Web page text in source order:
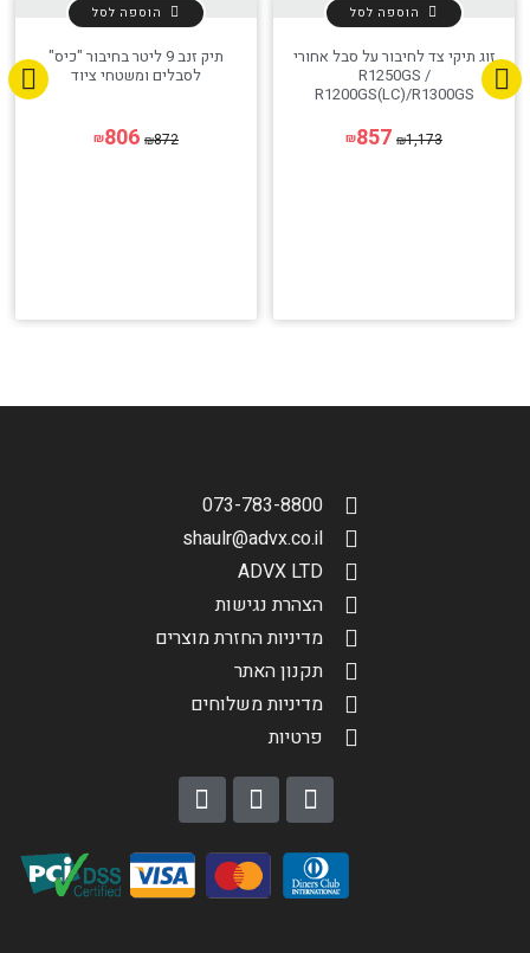
זוג תיקי צד לחיבור על סבל אחורי
R1250GS /
R1200GS(LC)/R1300GS
₪1,173
₪857
הוספה לסל
תיק זנב 9 ליטר בחיבור "כיס"
לסבלים ומשטחי ציוד
₪872
₪806
הוספה לסל
073-783-8800
shaulr@advx.co.il
ADVX LTD
הצהרת נגישות
מדיניות החזרת מוצרים
תקנון האתר
מדיניות משלוחים
פרטיות